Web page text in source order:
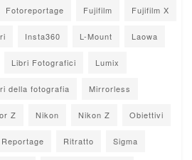
Fotoreportage Fujifilm Fujifilm X
Insta360 L-Mount Laowa
Libri Fotografici Lumix
della fotografia Mirrorless
Z Nikon Nikon Z Obiettivi
Reportage Ritratto Sigma